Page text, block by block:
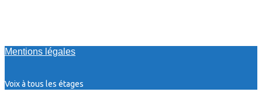
Mentions légales
Voix à tous les étages